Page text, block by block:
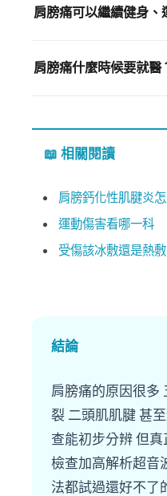
肩膀痛可以繼續健身、
肩膀痛什麼時候要就醫
📖 相關閱讀
肩膀鈣化性肌腱炎
運動傷害看哪一科
受傷該冰敷還是熱敷
結論
肩膀痛的原因很多
裂 二頭肌肌腱 甚
查能初步分辨 但
檢查加高解析超音
法都試過還好不了